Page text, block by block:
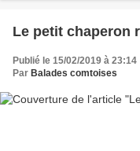
Le petit chaperon
Publié le 15/02/2019 à 23:14
Par Balades comtoises